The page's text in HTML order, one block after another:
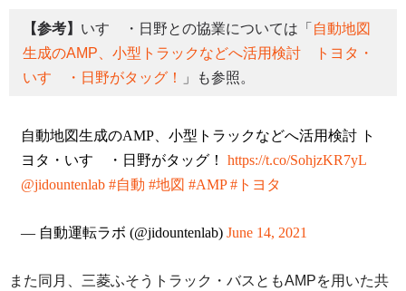
【参考】 いすゞ・日野との協業については「 自動地図
生成のAMP、小型トラックなどへ活用検討 トヨタ・
いすゞ・日野がタッグ！
」も参照。
自動地図生成のAMP、小型トラックなどへ活用検討 ト
ヨタ・いすゞ・日野がタッグ！ https://t.co/SohjzKR7yL
@jidountenlab #自動 #地図 #AMP #トヨタ
— 自動運転ラボ (@jidountenlab) June 14, 2021
また同月、三菱ふそうトラック・バスともAMPを用いた共